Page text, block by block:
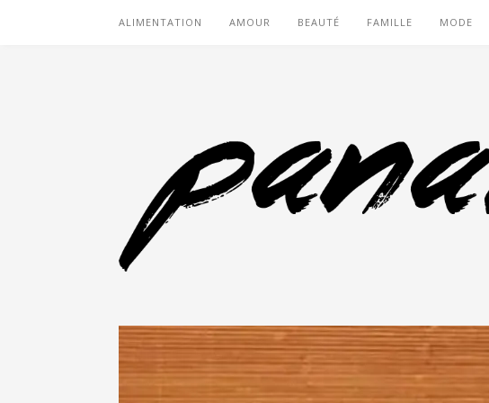
ALIMENTATION AMOUR BEAUTÉ FAMILLE MODE